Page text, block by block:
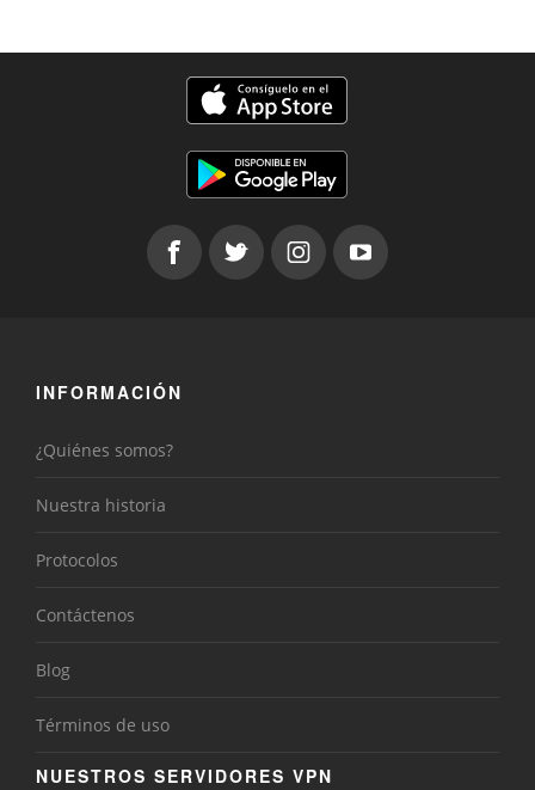
INFORMACIÓN
¿Quiénes somos?
Nuestra historia
Protocolos
Contáctenos
Blog
Términos de uso
NUESTROS SERVIDORES VPN